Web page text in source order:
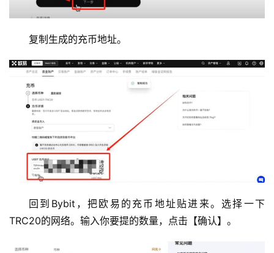
复制生成的充币地址。
回到Bybit，把欧易的充币地址贴进来。选择一下
TRC20的网络。输入你要提的数量，点击【确认】。